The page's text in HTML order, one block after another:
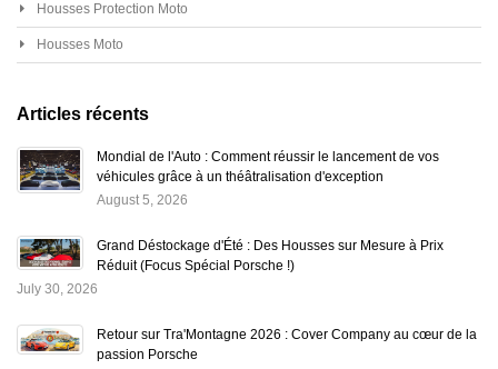
Housses Protection Moto
Housses Moto
Articles récents
Mondial de l'Auto : Comment réussir le lancement de vos
véhicules grâce à un théâtralisation d'exception
August 5, 2026
Grand Déstockage d'Été : Des Housses sur Mesure à Prix
Réduit (Focus Spécial Porsche !)
July 30, 2026
Retour sur Tra'Montagne 2026 : Cover Company au cœur de la
passion Porsche